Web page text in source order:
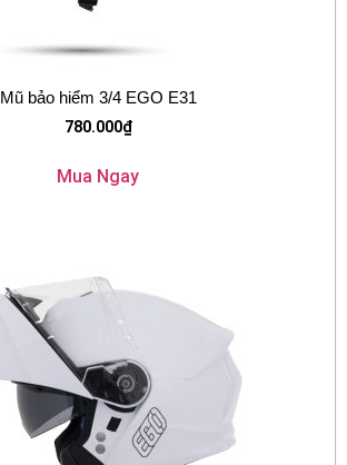
Mũ bảo hiểm 3/4 EGO E31
780.000₫
Mua Ngay